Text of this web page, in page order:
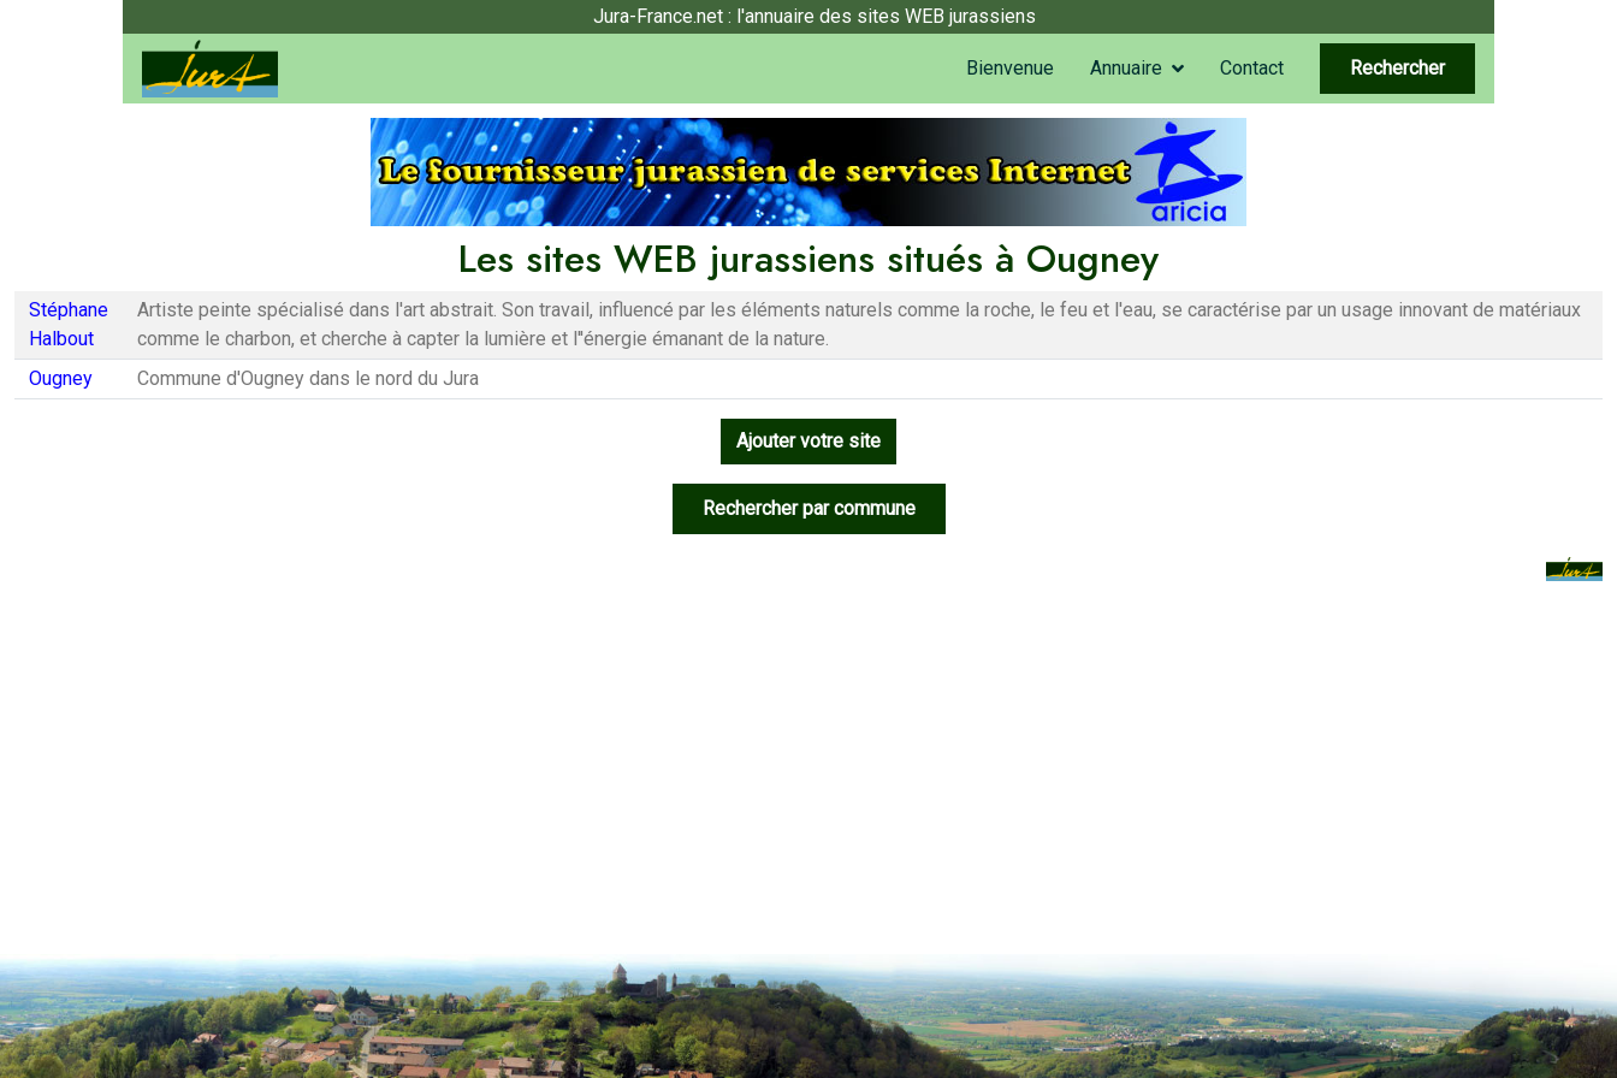
Jura-France.net : l'annuaire des sites WEB jurassiens
Bienvenue Annuaire Contact Rechercher
Les sites WEB jurassiens situés à Ougney
Stéphane
Halbout
Artiste peinte spécialisé dans l'art abstrait. Son travail, influencé par les éléments naturels comme la roche, le feu et l'eau, se caractérise par un usage innovant de matériaux
comme le charbon, et cherche à capter la lumière et l''énergie émanant de la nature.
Ougney
Commune d'Ougney dans le nord du Jura
Ajouter votre site
Rechercher par commune